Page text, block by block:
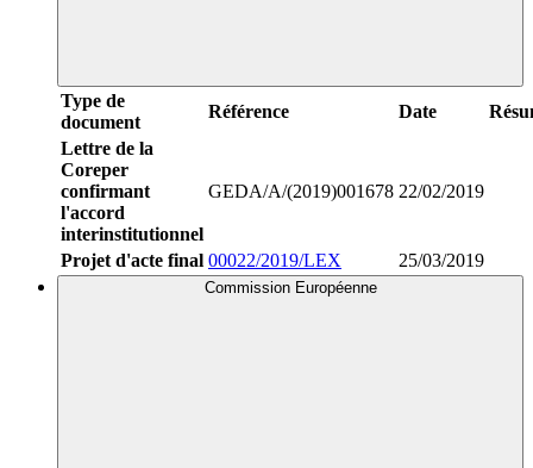
Type de
document
Référence Date
Lettre de la
Coreper
confirmant
l'accord
interinstitutionnel
GEDA/A/(2019)001678 22/02/2019
Projet d'acte final 00022/2019/LEX 25/03/2019
Commission Européenne